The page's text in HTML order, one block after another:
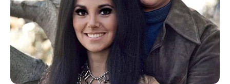
Wäre es nicht besser, wenn sich die Präsidenten und
Generäle mit Knüppeln gegenseitig erschlagen würden,